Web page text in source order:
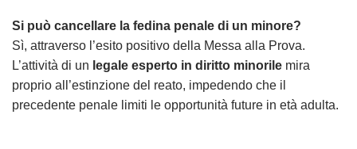
Si può cancellare la fedina penale di un minore?
Sì, attraverso l’esito positivo della Messa alla Prova.
L’attività di un legale esperto in diritto minorile mira
proprio all’estinzione del reato, impedendo che il
precedente penale limiti le opportunità future in età adulta.